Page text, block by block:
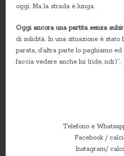
oggi. Ma la strada è lunga.
Oggi ancora una partita senza
di solidità. In una situazione è stato
parata, d’altra parte lo paghiamo
faccia vedere anche lui (ride, ndr)”.
Telefono e
Facebook /
Instagram/